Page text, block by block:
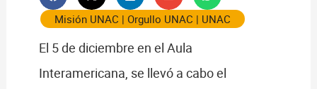
Misión UNAC | Orgullo UNAC | UNAC
El 5 de diciembre en el Aula
Interamericana, se llevó a cabo el